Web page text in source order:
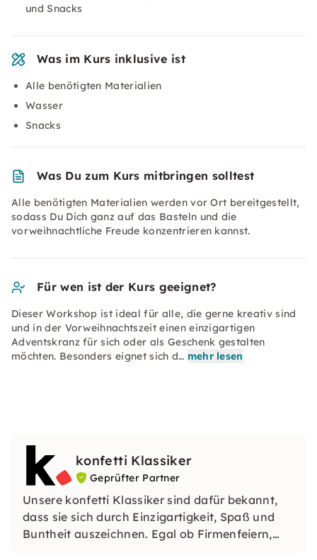
und Snacks
Was im Kurs inklusive ist
Alle benötigten Materialien
Wasser
Snacks
Was Du zum Kurs mitbringen solltest
Alle benötigten Materialien werden vor Ort bereitgestellt,
sodass Du Dich ganz auf das Basteln und die
vorweihnachtliche Freude konzentrieren kannst.
Für wen ist der Kurs geeignet?
Dieser Workshop ist ideal für alle, die gerne kreativ sind
und in der Vorweihnachtszeit einen einzigartigen
Adventskranz für sich oder als Geschenk gestalten
möchten. Besonders eignet sich d… mehr lesen
konfetti Klassiker
Geprüfter Partner
Unsere konfetti Klassiker sind dafür bekannt,
dass sie sich durch Einzigartigkeit, Spaß und
Buntheit auszeichnen. Egal ob Firmenfeiern,